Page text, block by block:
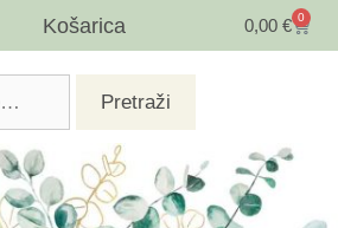
Košarica 0,00 € 0
Pretraži